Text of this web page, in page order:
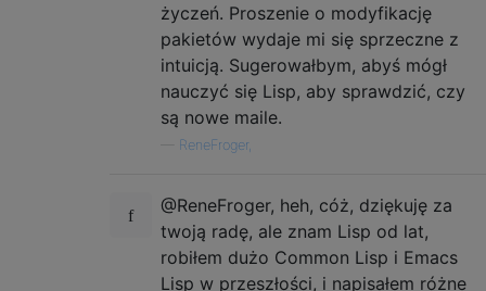
życzeń. Proszenie o modyfikację
pakietów wydaje mi się sprzeczne z
intuicją. Sugerowałbym, abyś mógł
nauczyć się Lisp, aby sprawdzić, czy
są nowe maile.
ReneFroger,
@ReneFroger, heh, cóż, dziękuję za
twoją radę, ale znam Lisp od lat,
robiłem dużo Common Lisp i Emacs
Lisp w przeszłości, i napisałem różne